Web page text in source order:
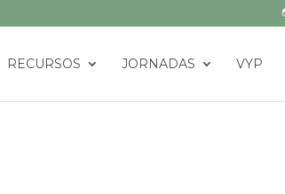
RECURSOS JORNADAS VYP